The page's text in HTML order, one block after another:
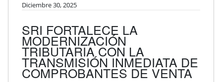
Diciembre 30, 2025
SRI FORTALECE LA
MODERNIZACIÓN
TRIBUTARIA CON LA
TRANSMISIÓN INMEDIATA DE
COMPROBANTES DE VENTA